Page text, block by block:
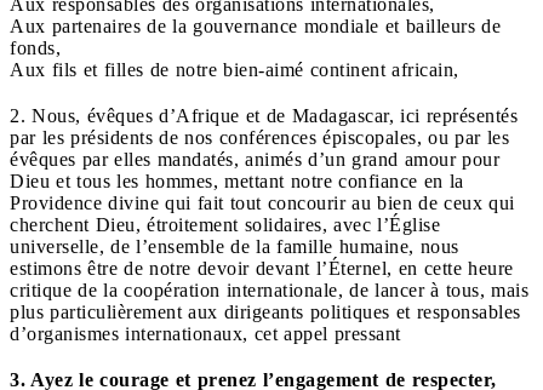
Aux partenaires de la gouvernance mondiale et bailleurs de
fonds,
Aux fils et filles de notre bien-aimé continent africain,
2. Nous, évêques d’Afrique et de Madagascar, ici représentés
par les présidents de nos conférences épiscopales, ou par les
évêques par elles mandatés, animés d’un grand amour pour
Dieu et tous les hommes, mettant notre confiance en la
Providence divine qui fait tout concourir au bien de ceux qui
cherchent Dieu, étroitement solidaires, avec l’Église
universelle, de l’ensemble de la famille humaine, nous
estimons être de notre devoir devant l’Éternel, en cette heure
critique de la coopération internationale, de lancer à tous, mais
plus particulièrement aux dirigeants politiques et responsables
d’organismes internationaux, cet appel pressant
3. Ayez le courage et prenez l’engagement de respecter,